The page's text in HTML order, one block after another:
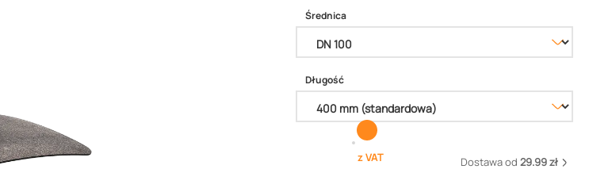
Średnica
Długość
z VAT Dostawa od 29.99 zł